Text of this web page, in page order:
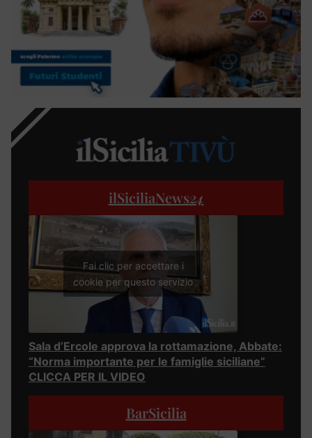
ilSiciliaNews24
Fai clic per accettare i
cookie per questo servizio
Sala d’Ercole approva la rottamazione, Abbate:
“Norma importante per le famiglie siciliane”
CLICCA PER IL VIDEO
BarSicilia